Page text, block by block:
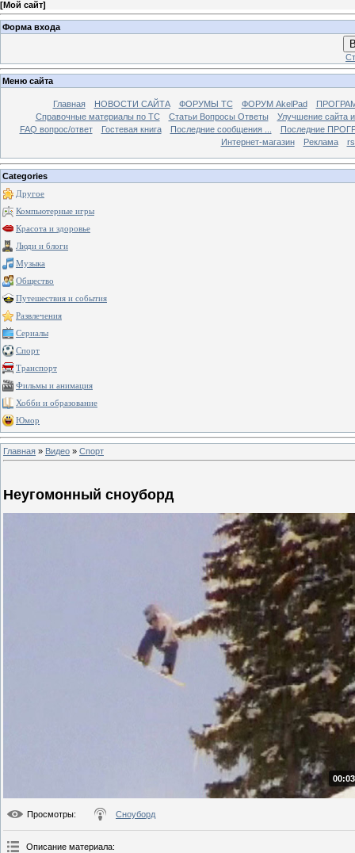
[Мой сайт]
Форма входа
Меню сайта
Главная НОВОСТИ САЙТА ФОРУМЫ TC ФОРУМ AkelPad
Справочные материалы по TС
Статьи Вопросы Ответы
Улучшение сайта
FAQ вопрос/ответ
Гостевая книга Последние сообщения ...
Последние
Интернет-магазин
Реклама
Categories
Другое
Компьютерные игры
Красота и здоровье
Люди и блоги
Музыка
Общество
Путешествия и события
Развлечения
Сериалы
Спорт
Транспорт
Фильмы и анимация
Хобби и образование
Юмор
Главная » Видео » Спорт
Неугомонный сноуборд
Просмотры: Сноуборд
Описание материала: